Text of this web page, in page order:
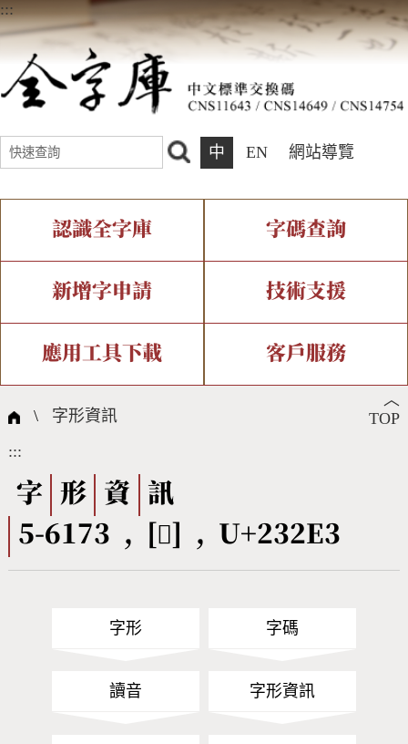
:::
中 EN 網站導覽
認識全字庫
全字庫介紹 全字庫現況
中文碼介紹 專有名詞介紹
國際字碼相關組織
字碼查詢
IDS查詢 部件查詢
複合查詢 注音查詢
筆畫查詢
筆順序查詢
CNS查詢 Unicode查詢
新增字申請
新字申請處理流程
技術支援
字形即時顯示 造字解決方案
全字庫授權 轉碼Web Service
應用工具下載
個人電腦造字處理工具
字形下載
客戶服務
問題集
熱門查詢統計
︿
TOP
\ 字形資訊
:::
字 形 資
訊
5-6173 , [𣋣] , U+232E3
字形 字碼
讀音 字形資訊